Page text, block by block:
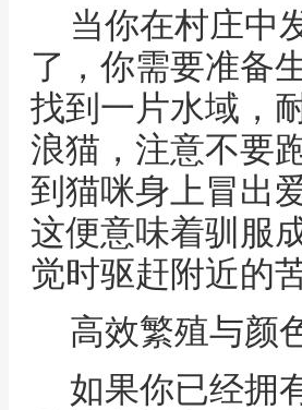
当你在村庄中
了，你需要准备
找到一片水域，
浪猫，注意不要
到猫咪身上冒出
这便意味着驯服
觉时驱赶附近的
高效繁殖与颜
如果你已经拥